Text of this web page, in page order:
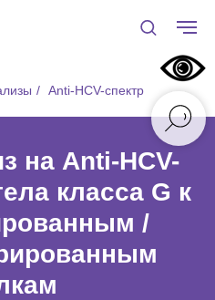
/ Anti-НCV-спектр
на Anti-НCV-
класса G к
/